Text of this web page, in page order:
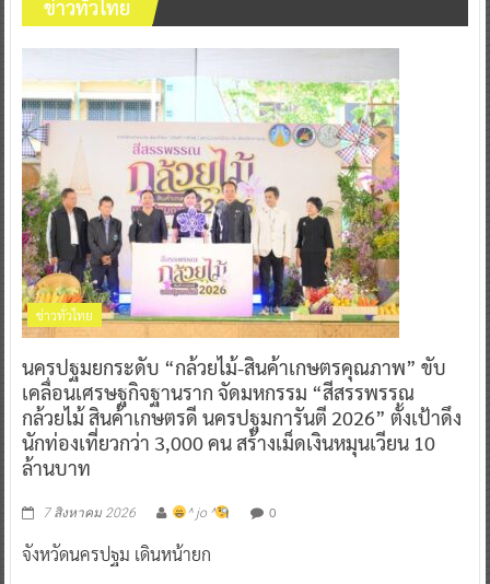
ข่าวทั่วไทย
ข่าวทั่วไทย
นครปฐมยกระดับ “กล้วยไม้-สินค้าเกษตรคุณภาพ” ขับ
เคลื่อนเศรษฐกิจฐานราก จัดมหกรรม “สีสรรพรรณ
กล้วยไม้ สินค้าเกษตรดี นครปฐมการันตี 2026” ตั้งเป้าดึง
นักท่องเที่ยวกว่า 3,000 คน สร้างเม็ดเงินหมุนเวียน 10
ล้านบาท
7 สิงหาคม 2026 ^ jo ^ 0
จังหวัดนครปฐม เดินหน้ายก